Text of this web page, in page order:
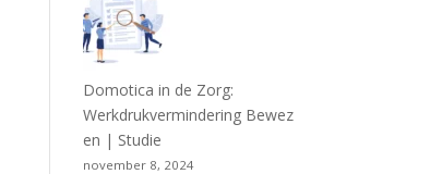
Domotica in de Zorg:
Werkdrukvermindering Bewez
en | Studie
november 8, 2024